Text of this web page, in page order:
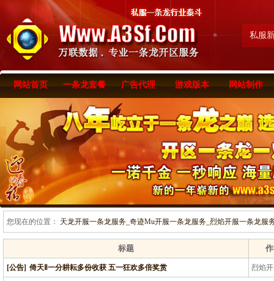
私服
网站首页 一条龙套餐 广告代理 游戏版本 网站制作
您现在的位置： 天龙开服一条龙服务_奇迹Mu开服一条龙服务_烈焰开服一条龙服
标题
[公告] 倚天Ⅱ一分耕耘多份收获 五一狂欢多倍奖赏 烈焰